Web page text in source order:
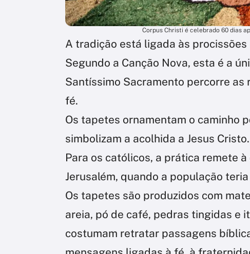
Corpus Christi é celebrado 60 dias
A tradição está ligada às
Segundo a Canção Nova, esta é a
Santíssimo Sacramento percorre
fé.
Os tapetes ornamentam o caminho
simbolizam a acolhida a Jesus Cristo.
Para os católicos, a prática remete
Jerusalém, quando a população
Os tapetes são produzidos com
areia, pó de café, pedras tingidas e
costumam retratar passagens